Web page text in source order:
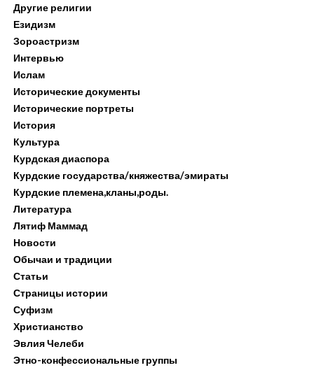
Другие религии
Езидизм
Зороастризм
Интервью
Ислам
Исторические документы
Исторические портреты
История
Культура
Курдская диаспора
Курдские государства/княжества/эмираты
Курдские племена,кланы,роды.
Литература
Лятиф Маммад
Новости
Обычаи и традиции
Статьи
Страницы истории
Суфизм
Христианство
Эвлия Челеби
Этно-конфессиональные группы